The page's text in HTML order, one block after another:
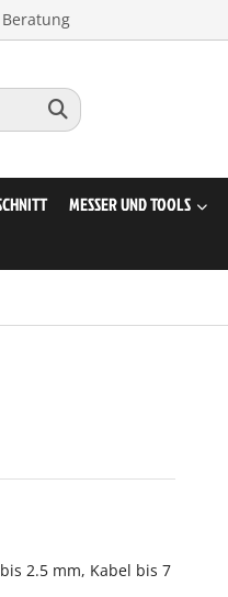
MESSER UND TOOLS
2.5 mm, Kabel bis 7